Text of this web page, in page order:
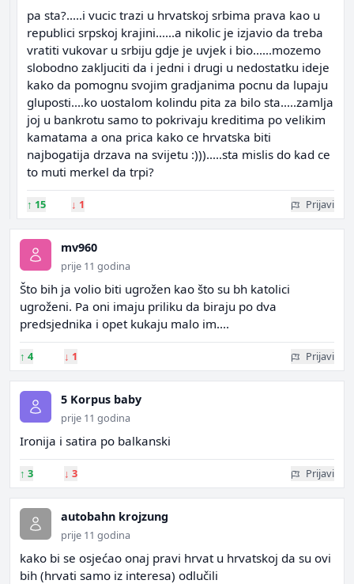
pa sta?.....i vucic trazi u hrvatskoj srbima prava kao u
republici srpskoj krajini......a nikolic je izjavio da treba
vratiti vukovar u srbiju gdje je uvjek i bio......mozemo
slobodno zakljuciti da i jedni i drugi u nedostatku ideje
kako da pomognu svojim gradjanima pocnu da lupaju
gluposti....ko uostalom kolindu pita za bilo sta.....zamlja
joj u bankrotu samo to pokrivaju kreditima po velikim
kamatama a ona prica kako ce hrvatska biti
najbogatija drzava na svijetu :))).....sta mislis do kad ce
to muti merkel da trpi?
↑ 15 ↓ 1 Prijavi
mv960
prije 11 godina
Što bih ja volio biti ugrožen kao što su bh katolici
ugroženi. Pa oni imaju priliku da biraju po dva
predsjednika i opet kukaju malo im....
↑ 4 ↓ 1 Prijavi
5 Korpus baby
prije 11 godina
Ironija i satira po balkanski
↑ 3 ↓ 3 Prijavi
autobahn krojzung
prije 11 godina
kako bi se osjećao onaj pravi hrvat u hrvatskoj da su ovi
bih (hrvati samo iz interesa) odlučili